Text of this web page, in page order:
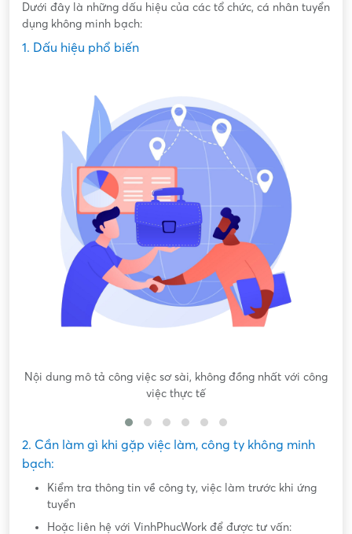
Dưới đây là những dấu hiệu của các tổ chức, cá nhân tuyển
dụng không minh bạch:
1. Dấu hiệu phổ biến
Nội dung mô tả công việc sơ sài, không đồng nhất với công
việc thực tế
2. Cần làm gì khi gặp việc làm, công ty không minh
bạch:
Kiểm tra thông tin về công ty, việc làm trước khi ứng
tuyển
Hoặc liên hệ với VinhPhucWork để được tư vấn: